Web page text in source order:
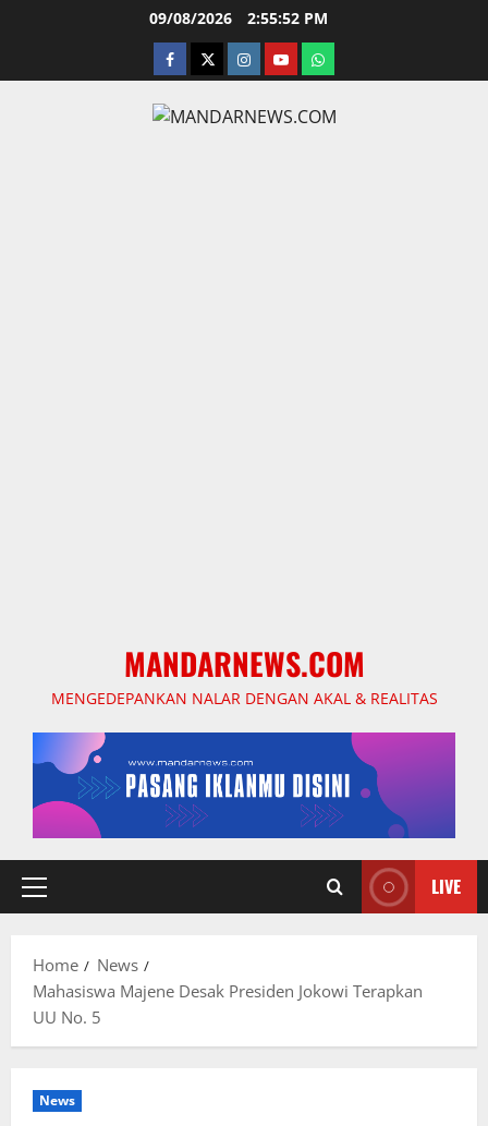
09/08/2026 2:55:53 PM
facebooktwitterinstagram.com
youtubewhatsapp
MANDARNEWS.COM
MENGEDEPANKAN NALAR DENGAN AKAL & REALITAS
Primary
LIVE
Home
News
Mahasiswa Majene Desak Presiden Jokowi Terapkan
UU No. 5
News